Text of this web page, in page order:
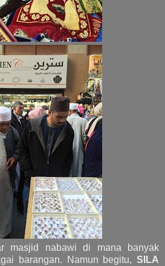
masjid nabawi di mana banyak
barangan. Namun begitu, SILA